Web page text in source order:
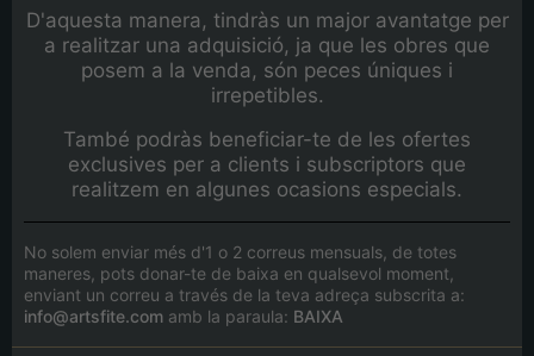
D'aquesta manera, tindràs un major avantatge per
a realitzar una adquisició, ja que les obres que
posem a la venda, són peces úniques i
irrepetibles.
També podràs beneficiar-te de les ofertes
exclusives per a clients i subscriptors que
realitzem en algunes ocasions especials.
No solem enviar més d'1 o 2 correus mensuals, de totes
maneres, pots donar-te de baixa en qualsevol moment,
enviant un correu a través de la teva adreça subscrita a:
info@artsfite.com amb la paraula: BAIXA